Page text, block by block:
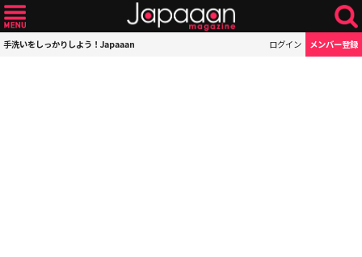
手洗いをしっかりしよう！Japaaan ログイン メンバー登録